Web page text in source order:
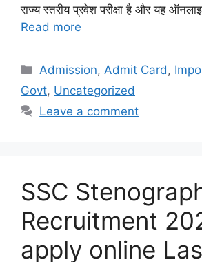
राज्य स्तरीय प्रवेश परीक्षा है और यह
Read more
Categories
Admission, Admit Card ,
Govt, Uncategorized
Leave a comment
SSC
Recruitment
apply online